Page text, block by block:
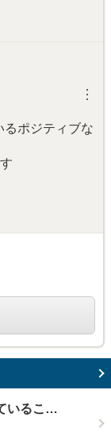
︙
るポジティブな
いるこ…